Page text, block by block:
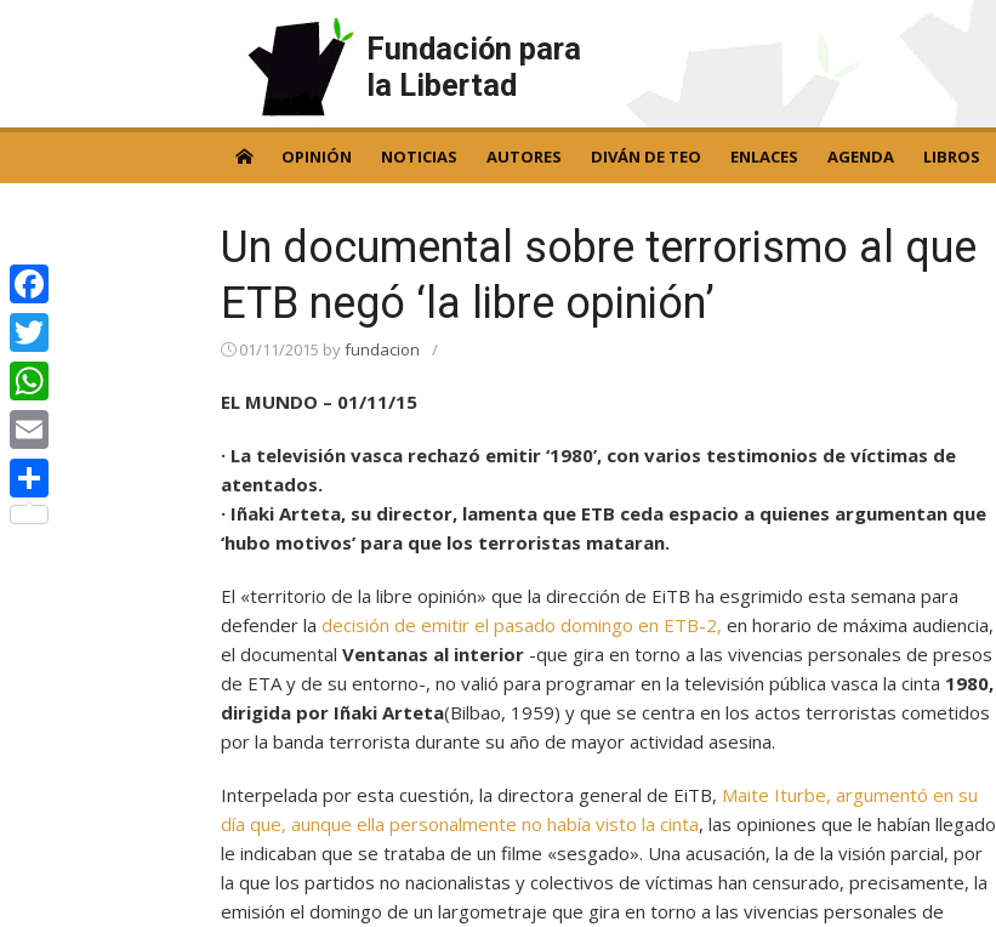
Fundación para
la Libertad
OPINIÓN NOTICIAS AUTORES DIVÁN DE TEO ENLACES AGENDA LIBROS
Un documental sobre terrorismo al que
ETB negó ‘la libre opinión’
01/11/2015 byfundacion /
EL MUNDO – 01/11/15
· La televisión vasca rechazó emitir ‘1980’, con varios testimonios de víctimas de
atentados.
· Iñaki Arteta, su director, lamenta que ETB ceda espacio a quienes argumentan que
‘hubo motivos’ para que los terroristas mataran.
El «territorio de la libre opinión» que la dirección de EiTB ha esgrimido esta semana para
defender la decisión de emitir el pasado domingo en ETB-2, en horario de máxima audiencia,
el documental Ventanas al interior -que gira en torno a las vivencias personales de presos
de ETA y de su entorno-, no valió para programar en la televisión pública vasca la cinta 1980,
dirigida por Iñaki Arteta(Bilbao, 1959) y que se centra en los actos terroristas cometidos
por la banda terrorista durante su año de mayor actividad asesina.
Interpelada por esta cuestión, la directora general de EiTB, Maite Iturbe, argumentó en su
día que, aunque ella personalmente no había visto la cinta, las opiniones que le habían llegado
le indicaban que se trataba de un filme «sesgado». Una acusación, la de la visión parcial, por
la que los partidos no nacionalistas y colectivos de víctimas han censurado, precisamente, la
emisión el domingo de un largometraje que gira en torno a las vivencias personales de
Facebook
Twitter
WhatsApp
Email
Compartir